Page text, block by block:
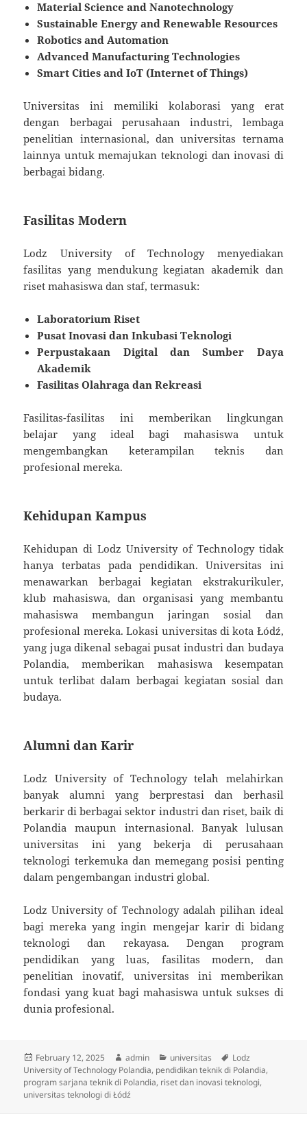
Material Science and Nanotechnology
Sustainable Energy and Renewable Resources
Robotics and Automation
Advanced Manufacturing Technologies
Smart Cities and IoT (Internet of Things)
Universitas ini memiliki kolaborasi yang erat
dengan berbagai perusahaan industri, lembaga
penelitian internasional, dan universitas ternama
lainnya untuk memajukan teknologi dan inovasi di
berbagai bidang.
Fasilitas Modern
Lodz University of Technology menyediakan
fasilitas yang mendukung kegiatan akademik dan
riset mahasiswa dan staf, termasuk:
Laboratorium Riset
Pusat Inovasi dan Inkubasi Teknologi
Perpustakaan Digital dan Sumber Daya
Akademik
Fasilitas Olahraga dan Rekreasi
Fasilitas-fasilitas ini memberikan lingkungan
belajar yang ideal bagi mahasiswa untuk
mengembangkan keterampilan teknis dan
profesional mereka.
Kehidupan Kampus
Kehidupan di Lodz University of Technology tidak
hanya terbatas pada pendidikan. Universitas ini
menawarkan berbagai kegiatan ekstrakurikuler,
klub mahasiswa, dan organisasi yang membantu
mahasiswa membangun jaringan sosial dan
profesional mereka. Lokasi universitas di kota Łódź,
yang juga dikenal sebagai pusat industri dan budaya
Polandia, memberikan mahasiswa kesempatan
untuk terlibat dalam berbagai kegiatan sosial dan
budaya.
Alumni dan Karir
Lodz University of Technology telah melahirkan
banyak alumni yang berprestasi dan berhasil
berkarir di berbagai sektor industri dan riset, baik di
Polandia maupun internasional. Banyak lulusan
universitas ini yang bekerja di perusahaan
teknologi terkemuka dan memegang posisi penting
dalam pengembangan industri global.
Lodz University of Technology adalah pilihan ideal
bagi mereka yang ingin mengejar karir di bidang
teknologi dan rekayasa. Dengan program
pendidikan yang luas, fasilitas modern, dan
penelitian inovatif, universitas ini memberikan
fondasi yang kuat bagi mahasiswa untuk sukses di
dunia profesional.
Posted
on
February 12, 2025 Author
admin Categories
universitas Tags
Lodz
University of Technology Polandia, pendidikan teknik di Polandia,
program sarjana teknik di Polandia, riset dan inovasi teknologi,
universitas teknologi di Łódź